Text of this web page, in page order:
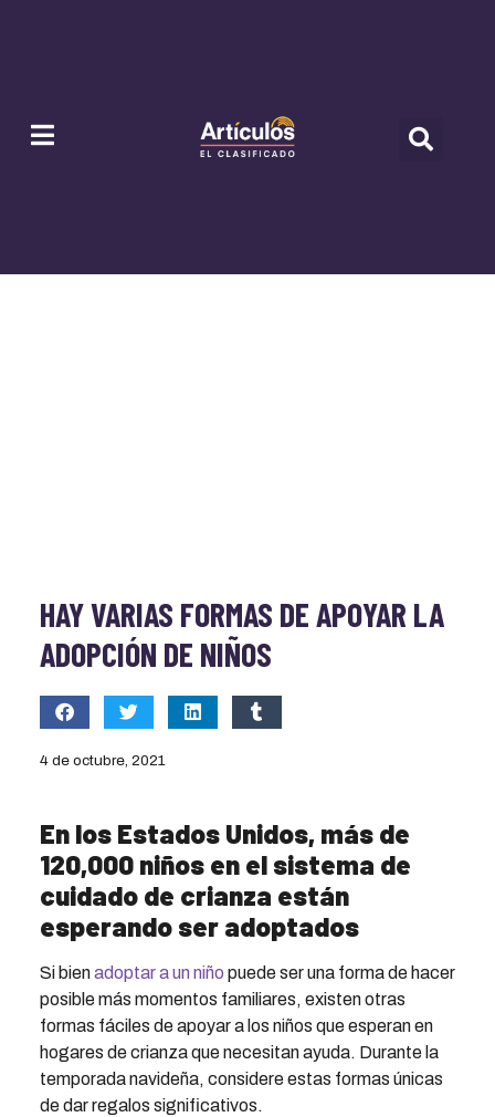
HAY VARIAS FORMAS DE APOYAR LA
ADOPCIÓN DE NIÑOS
4 de octubre, 2021
En los Estados Unidos, más de
120,000 niños en el sistema de
cuidado de crianza están
esperando ser adoptados
Si bienadoptar a un niño puede ser una forma de hacer
posible más momentos familiares, existen otras
formas fáciles de apoyar a los niños que esperan en
hogares de crianza que necesitan ayuda. Durante la
temporada navideña, considere estas formas únicas
de dar regalos significativos.